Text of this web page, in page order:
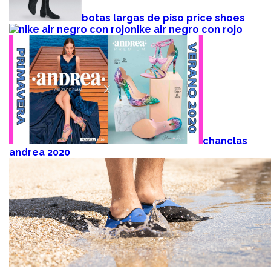
botas largas de piso price shoes
nike air negro con rojo
chanclas
andrea 2020